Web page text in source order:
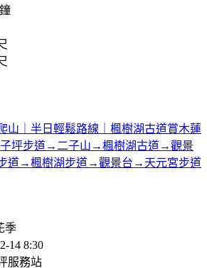
山｜半日輕鬆路線｜楓樹湖古道賞木蓮
坪步道→二子山→楓樹湖古道→觀景
道→楓樹湖步道→觀景台→天元宮步道
季
14 8:30
服務站